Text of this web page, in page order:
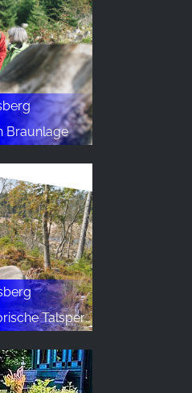
Braunlage
Talsperre